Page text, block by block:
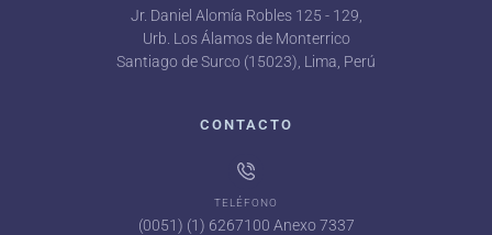
Jr. Daniel Alomía Robles 125 - 129,
Urb. Los Álamos de Monterrico
Santiago de Surco (15023), Lima, Perú
CONTACTO
TELÉFONO
(0051) (1) 6267100 Anexo 7337